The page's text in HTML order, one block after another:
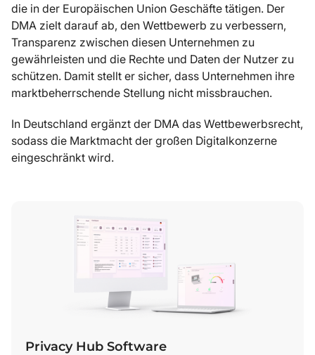
die in der Europäischen Union Geschäfte tätigen. Der
DMA zielt darauf ab, den Wettbewerb zu verbessern,
Transparenz zwischen diesen Unternehmen zu
gewährleisten und die Rechte und Daten der Nutzer zu
schützen. Damit stellt er sicher, dass Unternehmen ihre
marktbeherrschende Stellung nicht missbrauchen.
In Deutschland ergänzt der DMA das Wettbewerbsrecht,
sodass die Marktmacht der großen Digitalkonzerne
eingeschränkt wird.
Privacy Hub Software